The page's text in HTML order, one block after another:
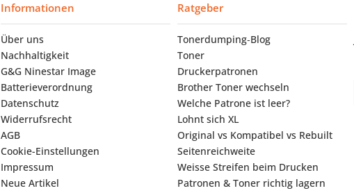
Informationen
Über uns
Nachhaltigkeit
G&G Ninestar Image
Batterieverordnung
Datenschutz
Widerrufsrecht
AGB
Cookie-Einstellungen
Impressum
Neue Artikel
Ratgeber
Tonerdumping‑Blog
Toner
Druckerpatronen
Brother Toner wechseln
Welche Patrone ist leer?
Lohnt sich XL
Original vs Kompatibel vs Rebuilt
Seitenreichweite
Weisse Streifen beim Drucken
Patronen & Toner richtig lagern